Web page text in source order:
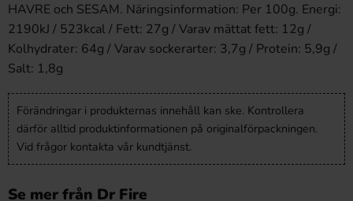
HAVRE och SESAM. Näringsinformation: Per 100g. Energi:
2190kJ / 523kcal / Fett: 27g / Varav mättat fett: 12g /
Kolhydrater: 64g / Varav sockerarter: 3,7g / Protein: 5,9g /
Salt: 1,8g
Förändringar i produkternas innehåll kan ske. Kontrollera
därför alltid produktinformationen på originalförpackningen.
Vid frågor kontakta vår kundtjänst.
Se mer från Dr Fire